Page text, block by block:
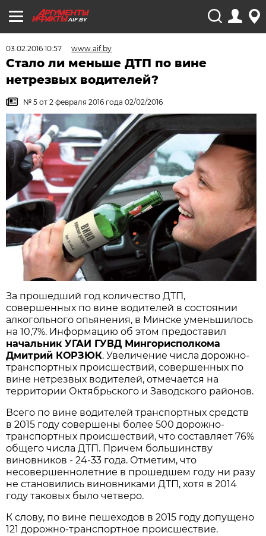
AIF.BY
03.02.2016 10:57 www.aif.by
Стало ли меньше ДТП по вине
нетрезвых водителей?
№ 5 от 2 февраля 2016 года 02/02/2016
За прошедший год количество ДТП,
совершенных по вине водителей в состоянии
алкогольного опьянения, в Минске уменьшилось
на 10,7%. Информацию об этом предоставил
начальник УГАИ ГУВД Мингорисполкома
Дмитрий КОРЗЮК. Увеличение числа дорожно-
транспортных происшествий, совершенных по
вине нетрезвых водителей, отмечается на
территории Октябрьского и Заводского районов.
Всего по вине водителей транспортных средств
в 2015 году совершены более 500 дорожно-
транспортных происшествий, что составляет 76%
общего числа ДТП. Причем большинству
виновников - 24-33 года. Отметим, что
несовершеннолетние в прошедшем году ни разу
не становились виновниками ДТП, хотя в 2014
году таковых было четверо.
К слову, по вине пешеходов в 2015 году допущено
121 дорожно-транспортное происшествие.